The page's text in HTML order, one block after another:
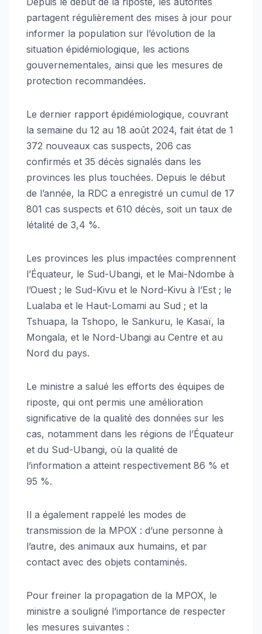
partagent régulièrement des mises à jour pour
informer la population sur l’évolution de la
situation épidémiologique, les actions
gouvernementales, ainsi que les mesures de
protection recommandées.
Le dernier rapport épidémiologique, couvrant
la semaine du 12 au 18 août 2024, fait état de 1
372 nouveaux cas suspects, 206 cas
confirmés et 35 décès signalés dans les
provinces les plus touchées. Depuis le début
de l’année, la RDC a enregistré un cumul de 17
801 cas suspects et 610 décès, soit un taux de
létalité de 3,4 %.
Les provinces les plus impactées comprennent
l’Équateur, le Sud-Ubangi, et le Mai-Ndombe à
l’Ouest ; le Sud-Kivu et le Nord-Kivu à l’Est ; le
Lualaba et le Haut-Lomami au Sud ; et la
Tshuapa, la Tshopo, le Sankuru, le Kasaï, la
Mongala, et le Nord-Ubangi au Centre et au
Nord du pays.
Le ministre a salué les efforts des équipes de
riposte, qui ont permis une amélioration
significative de la qualité des données sur les
cas, notamment dans les régions de l’Équateur
et du Sud-Ubangi, où la qualité de
l’information a atteint respectivement 86 % et
95 %.
Il a également rappelé les modes de
transmission de la MPOX : d’une personne à
l’autre, des animaux aux humains, et par
contact avec des objets contaminés.
Pour freiner la propagation de la MPOX, le
ministre a souligné l’importance de respecter
les mesures suivantes :